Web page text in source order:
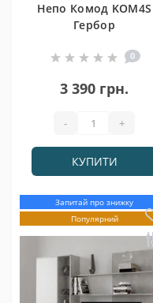
Непо Комод KOM4S
Гербор
0
3 390 грн.
- +
КУПИТИ
Запитай про знижку
Популярний